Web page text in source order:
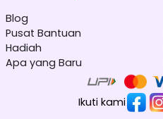
Blog
Pusat Bantuan
Hadiah
Apa yang Baru
Ikuti kami